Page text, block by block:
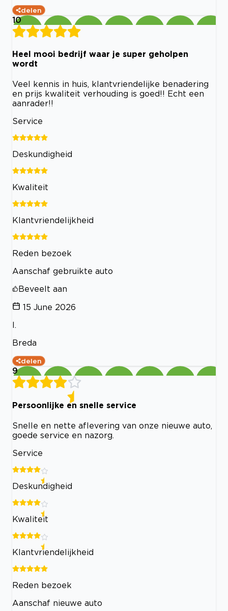
delen
10
Heel mooi bedrijf waar je super geholpen
wordt
Veel kennis in huis, klantvriendelijke benadering
en prijs kwaliteit verhouding is goed!! Echt een
aanrader!!
Service
Deskundigheid
Kwaliteit
Klantvriendelijkheid
Reden bezoek
Aanschaf gebruikte auto
Beveelt aan
15 June 2026
I.
Breda
delen
9
Persoonlijke en snelle service
Snelle en nette aflevering van onze nieuwe auto,
goede service en nazorg.
Service
Deskundigheid
Kwaliteit
Klantvriendelijkheid
Reden bezoek
Aanschaf nieuwe auto